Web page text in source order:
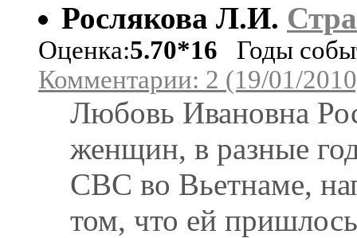
Рослякова Л.И.
Оценка:5.70*16 Годы
Комментарии: 2 (19/01/
Любовь Ивановна
женщин, в разные
СВС во Вьетнаме,
том, что ей